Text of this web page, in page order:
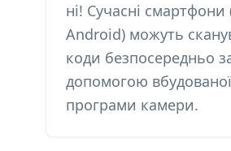
ні! Сучасні смартфони
Android) можуть
коди безпосередньо
допомогою вбудованої
програми камери.